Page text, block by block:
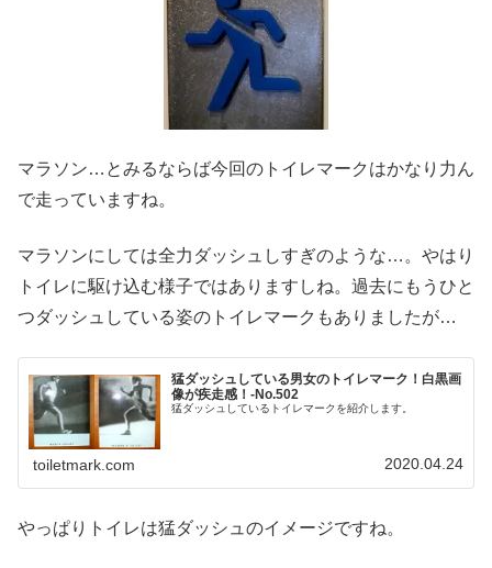
マラソン…とみるならば今回のトイレマークはかなり力ん
で走っていますね。
マラソンにしては全力ダッシュしすぎのような…。やはり
トイレに駆け込む様子ではありますしね。過去にもうひと
つダッシュしている姿のトイレマークもありましたが…
猛ダッシュしている男女のトイレマーク！白黒画
像が疾走感！‐No.502
猛ダッシュしているトイレマークを紹介します。
toiletmark.com 2020.04.24
やっぱりトイレは猛ダッシュのイメージですね。